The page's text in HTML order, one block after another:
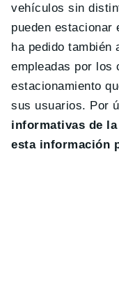
vehículos sin
pueden estacionar
ha pedido también
empleadas por los
estacionamiento
sus usuarios. Por
informativas de
esta información